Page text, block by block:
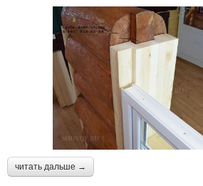
читать дальше →